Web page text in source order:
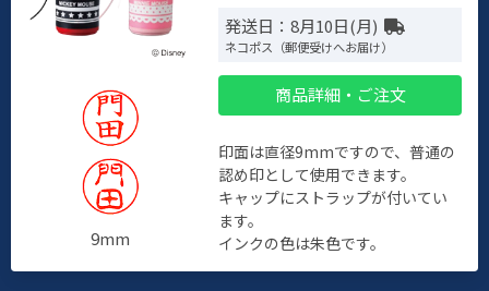
9mm
発送日：8月10日(月)
ネコポス（郵便受けへお届け）
商品詳細・ご注文
印面は直径9mmですので、普通の
認め印として使用できます。
キャップにストラップが付いてい
ます。
インクの色は朱色です。